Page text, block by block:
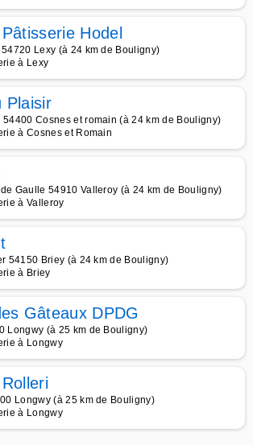
Hodel
Lexy (à 24 km de Bouligny)
à Lexy
Plaisir
54400 Cosnes et romain (à 24 km de Bouligny)
à Cosnes et Romain
Gaulle 54910 Valleroy (à 24 km de Bouligny)
à Valleroy
54150 Briey (à 24 km de Bouligny)
à Briey
Gâteaux DPDG
Longwy (à 25 km de Bouligny)
à Longwy
Longwy (à 25 km de Bouligny)
à Longwy